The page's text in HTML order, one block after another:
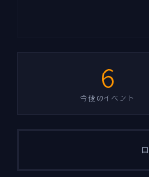
イベンターの皆様へ
6
今後のイベント